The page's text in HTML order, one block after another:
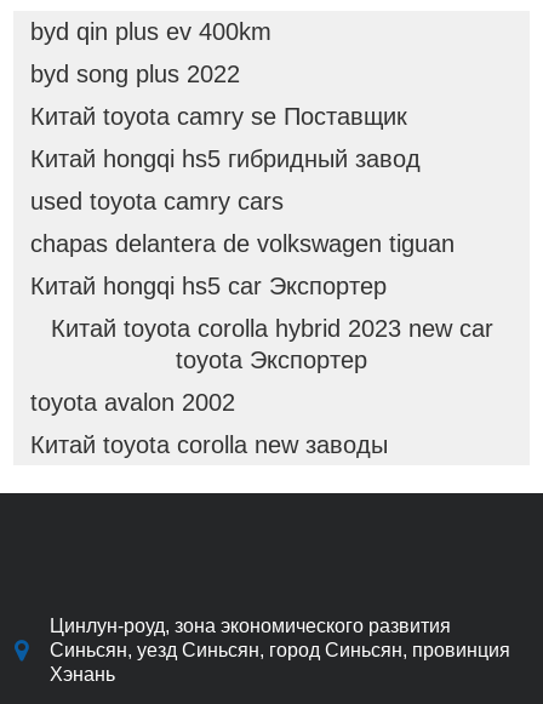
byd qin plus ev 400km
byd song plus 2022
Китай toyota camry se Поставщик
Китай hongqi hs5 гибридный завод
used toyota camry cars
chapas delantera de volkswagen tiguan
Китай hongqi hs5 car Экспортер
Китай toyota corolla hybrid 2023 new car
toyota Экспортер
toyota avalon 2002
Китай toyota corolla new заводы
Цинлун-роуд, зона экономического развития
Синьсян, уезд Синьсян, город Синьсян, провинция
Хэнань